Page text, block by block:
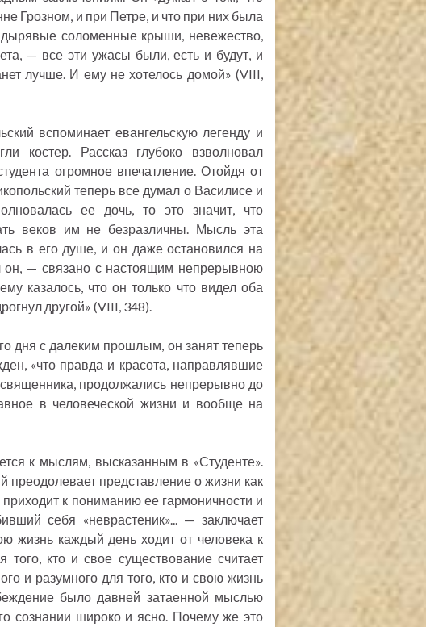
Грозном, и при Петре, и что при них была
дырявые соломенные крыши, невежество,
— все эти ужасы были, есть и будут, и
лучше. И ему не хотелось домой» (VIII,
вспоминает евангельскую легенду и
костер. Рассказ глубоко взволновал
огромное впечатление. Отойдя от
теперь все думал о Василисе и
ее дочь, то это значит, что
веков им не безразличны. Мысль эта
в его душе, и он даже остановился на
— связано с настоящим непрерывною
казалось, что он только что видел оба
другой» (VIII, 348).
дня с далеким прошлым, он занят теперь
«что правда и красота, направлявшие
продолжались непрерывно до
в человеческой жизни и вообще на
к мыслям, высказанным в «Студенте».
преодолевает представление о жизни как
к пониманию ее гармоничности и
себя «неврастеник»... — заключает
жизнь каждый день ходит от человека к
того, кто и свое существование считает
и разумного для того, кто и свою жизнь
было давней затаенной мыслью
сознании широко и ясно. Почему же это